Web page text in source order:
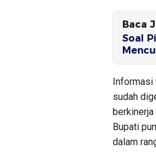
Baca
Soal
Informasi
sudah
Bupati
dalam